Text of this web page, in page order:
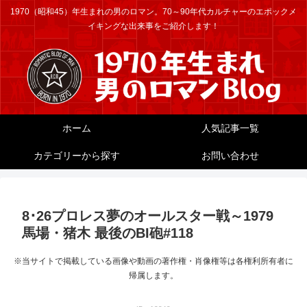
1970（昭和45）年生まれの男のロマン。70～90年代カルチャーのエポックメ
イキングな出来事をご紹介します！
ホーム 人気記事一覧
カテゴリーから探す お問い合わせ
8･26プロレス夢のオールスター戦～1979
馬場・猪木 最後のBI砲#118
※当サイトで掲載している画像や動画の著作権・肖像権等は各権利所有者に
帰属します。